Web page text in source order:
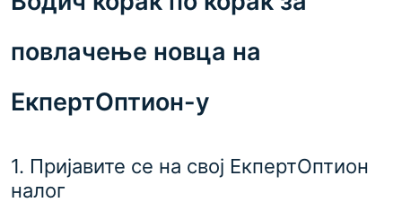
повлачење новца на
ЕкпертОптион-у
1. Пријавите се на свој ЕкпертОптион
налог